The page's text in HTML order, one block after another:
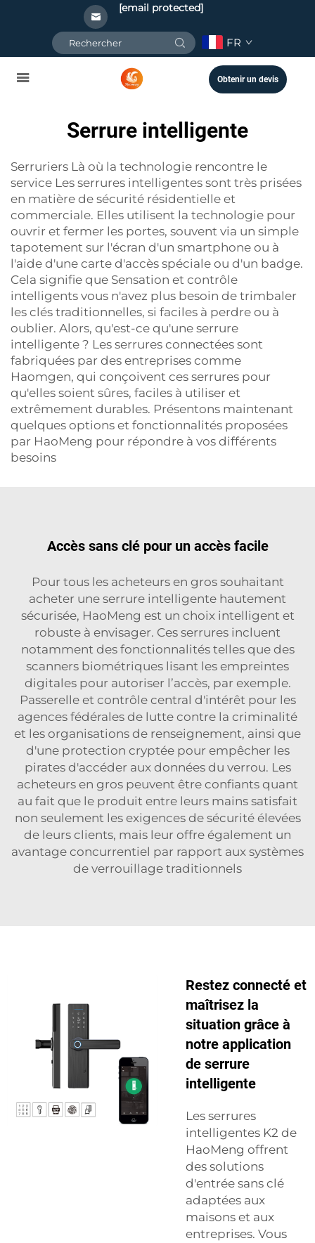
[email protected]
FR
Obtenir un devis
Serrure intelligente
Serruriers Là où la technologie rencontre le
service Les serrures intelligentes sont très prisées
en matière de sécurité résidentielle et
commerciale. Elles utilisent la technologie pour
ouvrir et fermer les portes, souvent via un simple
tapotement sur l'écran d'un smartphone ou à
l'aide d'une carte d'accès spéciale ou d'un badge.
Cela signifie que Sensation et contrôle
intelligents vous n'avez plus besoin de trimbaler
les clés traditionnelles, si faciles à perdre ou à
oublier. Alors, qu'est-ce qu'une serrure
intelligente ? Les serrures connectées sont
fabriquées par des entreprises comme
Haomgen, qui conçoivent ces serrures pour
qu'elles soient sûres, faciles à utiliser et
extrêmement durables. Présentons maintenant
quelques options et fonctionnalités proposées
par HaoMeng pour répondre à vos différents
besoins
Accès sans clé pour un accès facile
Pour tous les acheteurs en gros souhaitant
acheter une serrure intelligente hautement
sécurisée, HaoMeng est un choix intelligent et
robuste à envisager. Ces serrures incluent
notamment des fonctionnalités telles que des
scanners biométriques lisant les empreintes
digitales pour autoriser l’accès, par exemple.
Passerelle et contrôle central d'intérêt pour les
agences fédérales de lutte contre la criminalité
et les organisations de renseignement, ainsi que
d'une protection cryptée pour empêcher les
pirates d'accéder aux données du verrou. Les
acheteurs en gros peuvent être confiants quant
au fait que le produit entre leurs mains satisfait
non seulement les exigences de sécurité élevées
de leurs clients, mais leur offre également un
avantage concurrentiel par rapport aux systèmes
de verrouillage traditionnels
Restez connecté et
maîtrisez la
situation grâce à
notre application
de serrure
intelligente
Les serrures
intelligentes K2 de
HaoMeng offrent
des solutions
d'entrée sans clé
adaptées aux
maisons et aux
entreprises. Vous